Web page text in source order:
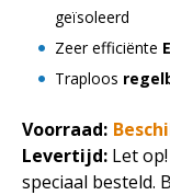
geïsoleerd
Zeer efficiënte
Traploos
Voorraad:
Levertijd: Let
speciaal besteld.